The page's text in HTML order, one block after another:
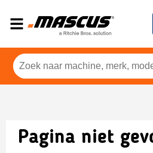
Pagina niet